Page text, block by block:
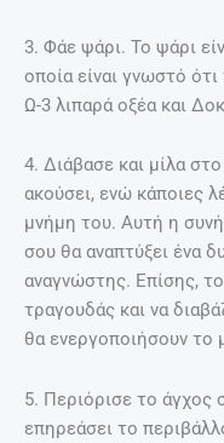
3. Φάε ψάρι. Το ψάρι
οποία είναι γνωστό
Ω-3 λιπαρά οξέα και
4. Διάβασε και μίλα
ακούσει, ενώ κάποιες
μνήμη του. Αυτή η
σου θα αναπτύξει ένα
αναγνώστης. Επίσης,
τραγουδάς και να
θα ενεργοποιήσουν
5. Περιόρισε το άγχος
επηρεάσει το